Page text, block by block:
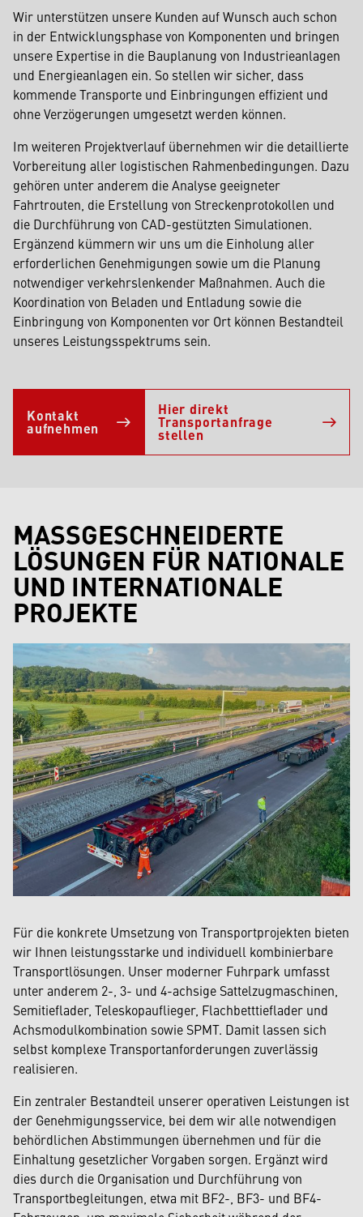
Wir unterstützen unsere Kunden auf Wunsch auch schon
in der Entwicklungsphase von Komponenten und bringen
unsere Expertise in die Bauplanung von Industrieanlagen
und Energieanlagen ein. So stellen wir sicher, dass
kommende Transporte und Einbringungen effizient und
ohne Verzögerungen umgesetzt werden können.
Im weiteren Projektverlauf übernehmen wir die detaillierte
Vorbereitung aller logistischen Rahmenbedingungen. Dazu
gehören unter anderem die Analyse geeigneter
Fahrtrouten, die Erstellung von Streckenprotokollen und
die Durchführung von CAD-gestützten Simulationen.
Ergänzend kümmern wir uns um die Einholung aller
erforderlichen Genehmigungen sowie um die Planung
notwendiger verkehrslenkender Maßnahmen. Auch die
Koordination von Beladen und Entladung sowie die
Einbringung von Komponenten vor Ort können Bestandteil
unseres Leistungsspektrums sein.
Kontakt
aufnehmen
Hier direkt
Transportanfrage
stellen
MASSGESCHNEIDERTE L
ÖSUNGEN FÜR NATIONALE U
ND INTERNATIONALE P
ROJEKTE
Für die konkrete Umsetzung von Transportprojekten bieten
wir Ihnen leistungsstarke und individuell kombinierbare
Transportlösungen. Unser moderner Fuhrpark umfasst
unter anderem 2-, 3- und 4-achsige Sattelzugmaschinen,
Semitieflader, Teleskopauflieger, Flachbetttieflader und
Achsmodulkombination sowie SPMT. Damit lassen sich
selbst komplexe Transportanforderungen zuverlässig
realisieren.
Ein zentraler Bestandteil unserer operativen Leistungen ist
der Genehmigungsservice, bei dem wir alle notwendigen
behördlichen Abstimmungen übernehmen und für die
Einhaltung gesetzlicher Vorgaben sorgen. Ergänzt wird
dies durch die Organisation und Durchführung von
Transportbegleitungen, etwa mit BF2-, BF3- und BF4-